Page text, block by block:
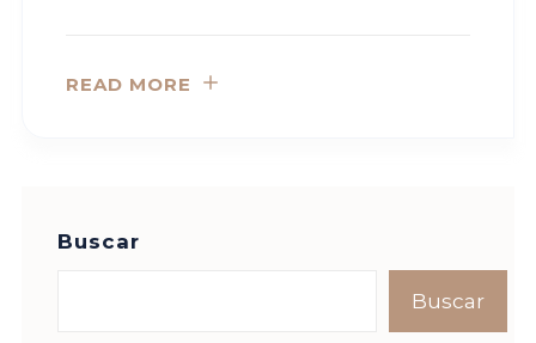
READ MORE
Buscar
Buscar